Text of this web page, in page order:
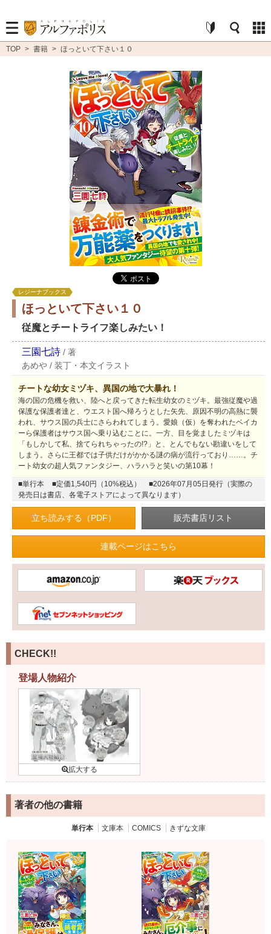
TOP > 書籍 > ほっといて下さい１０
レジーナブックス
ほっといて下さい１０
従魔とチートライフ楽しみたい！
三園七詩 / 著
あめや / 装丁・本文イラスト
チートな幼女ミヅキ、異国の地で大暴れ！
海の国の危機を救い、陸へと戻ってきた転生幼女のミヅキ。最強従魔や過
保護な保護者達と、ウエスト国へ帰ろうとした矢先、原因不明の高熱に襲
われ、サウス国の兵士にさらわれてしまう。愛娘（仮）を奪われたベイカ
ーら保護者はサウス国へ乗り込むことに。一方、目を覚ましたミヅキは
「もしかして私、捨てられちゃったの!?」と、とんでもない勘違いをして
しまう。さらに王都では子供だけがかかる謎の病が流行っており……。チ
ート幼女の超人気ファンタジー、ハラハラと笑いの第10幕！
■単行本 ■定価1,540円（10%税込）
■2026年07月05日発行（実際の
発売日は書店、各電子ストアによって異なります）
立ち読みする（PDF）
連載ページはこちら
CHECK!!
登場人物紹介
著者の他の書籍
単行本 文庫本 COMICS きずな文庫